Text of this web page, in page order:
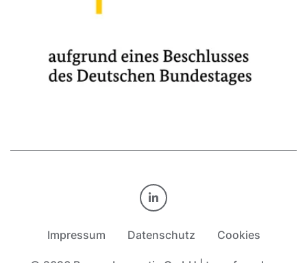
TRANSFORM.BY AUF
Impressum Datenschutz Cookies